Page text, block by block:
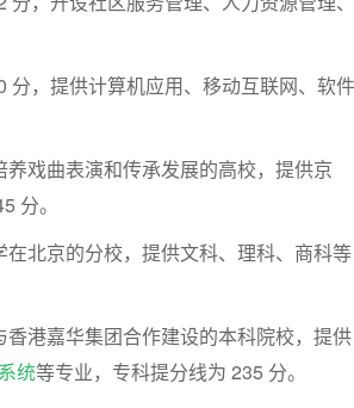
分，提供计算机应用、移动互联网、软
养戏曲表演和传承发展的高校，提供京
分。
北京的分校，提供文科、理科、商科等
港嘉华集团合作建设的本科院校，提供
统等专业，专科提分线为 235 分。